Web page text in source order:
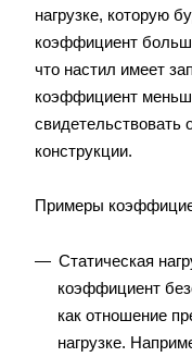
нагрузке, которую
коэффициент
что настил имеет
коэффициент
свидетельствовать
конструкции.
Примеры
Статическая
коэффициент
как отношение
нагрузке.